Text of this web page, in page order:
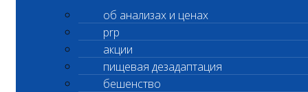
об анализах и ценах
prp
акции
пищевая дезадаптация
бешенство
Уважаемые Клиенты Лаборатории!
САНИТАРНЫЙ ДЕНЬ